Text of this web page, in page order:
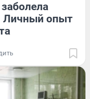
Личный опыт